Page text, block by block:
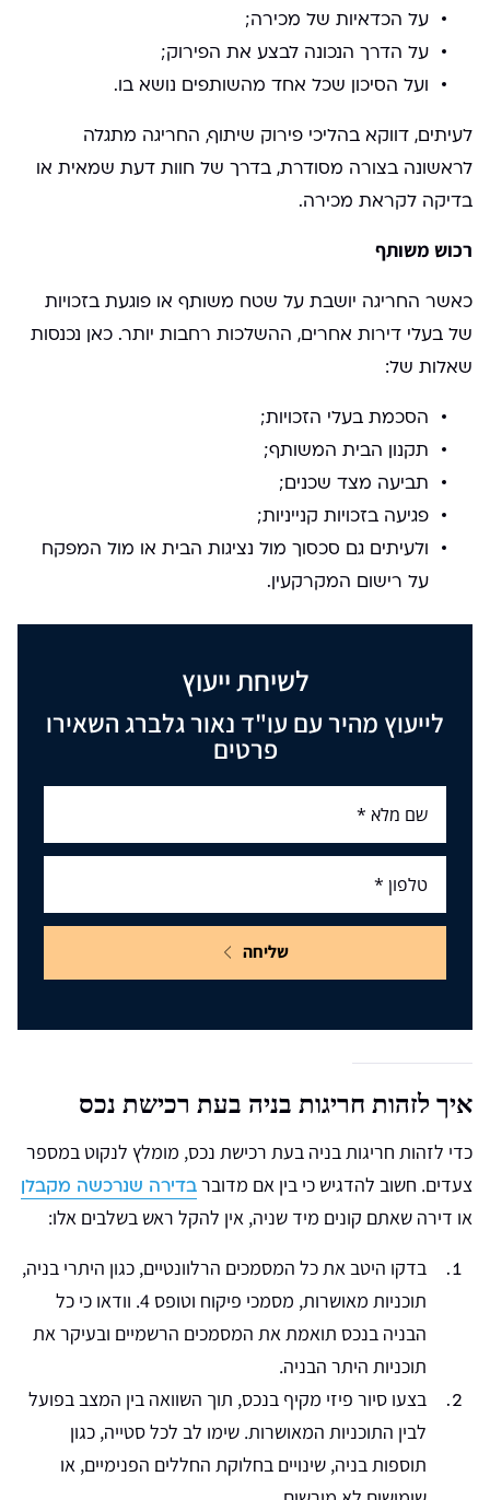
על הכדאיות של מכירה;
על הדרך הנכונה לבצע את הפירוק;
ועל הסיכון שכל אחד מהשותפים נושא בו.
לעיתים, דווקא בהליכי פירוק שיתוף, החריגה מתגלה
לראשונה בצורה מסודרת, בדרך של חוות דעת שמאית או
בדיקה לקראת מכירה.
רכוש משותף
כאשר החריגה יושבת על שטח משותף או פוגעת בזכויות
של בעלי דירות אחרים, ההשלכות רחבות יותר. כאן נכנסות
שאלות של:
הסכמת בעלי הזכויות;
תקנון הבית המשותף;
תביעה מצד שכנים;
פגיעה בזכויות קנייניות;
ולעיתים גם סכסוך מול נציגות הבית או מול המפקח
על רישום המקרקעין.
לשיחת ייעוץ
לייעוץ מהיר עם עו"ד נאור גלברג השאירו
פרטים
שליחה
איך לזהות חריגות בניה בעת רכישת נכס
כדי לזהות חריגות בניה בעת רכישת נכס, מומלץ לנקוט במספר
צעדים. חשוב להדגיש כי בין אם מדוברבדירה שנרכשה מקבלן
או דירה שאתם קונים מיד שניה, אין להקל ראש בשלבים אלו:
בדקו היטב את כל המסמכים הרלוונטיים, כגון היתרי בניה,
תוכניות מאושרות, מסמכי פיקוח וטופס 4. וודאו כי כל
הבניה בנכס תואמת את המסמכים הרשמיים ובעיקר את
תוכניות היתר הבניה.
בצעו סיור פיזי מקיף בנכס, תוך השוואה בין המצב בפועל
לבין התוכניות המאושרות. שימו לב לכל סטייה, כגון
תוספות בניה, שינויים בחלוקת החללים הפנימיים, או